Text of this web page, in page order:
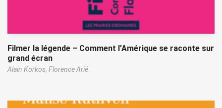
Filmer la légende – Comment l’Amérique se raconte sur
grand écran
Alain Korkos, Florence Arié